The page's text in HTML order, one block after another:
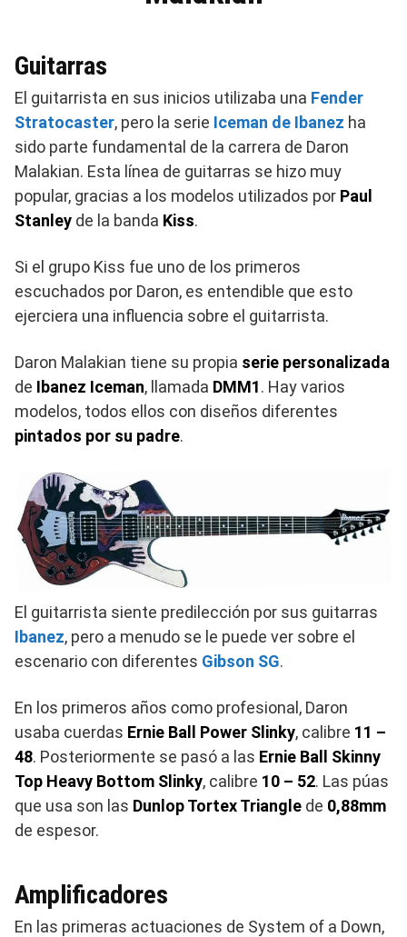
Guitarras
El guitarrista en sus inicios utilizaba una Fender
Stratocaster, pero la serie Iceman de Ibanez ha
sido parte fundamental de la carrera de Daron
Malakian. Esta línea de guitarras se hizo muy
popular, gracias a los modelos utilizados por Paul
Stanley de la banda Kiss.
Si el grupo Kiss fue uno de los primeros
escuchados por Daron, es entendible que esto
ejerciera una influencia sobre el guitarrista.
Daron Malakian tiene su propia serie personalizada
de Ibanez Iceman, llamada DMM1. Hay varios
modelos, todos ellos con diseños diferentes
pintados por su padre.
El guitarrista siente predilección por sus guitarras
Ibanez, pero a menudo se le puede ver sobre el
escenario con diferentes Gibson SG.
En los primeros años como profesional, Daron
usaba cuerdas Ernie Ball Power Slinky, calibre 11 –
48. Posteriormente se pasó a las Ernie Ball Skinny
Top Heavy Bottom Slinky, calibre 10 – 52. Las púas
que usa son las Dunlop Tortex Triangle de 0,88mm
de espesor.
Amplificadores
En las primeras actuaciones de System of a Down,